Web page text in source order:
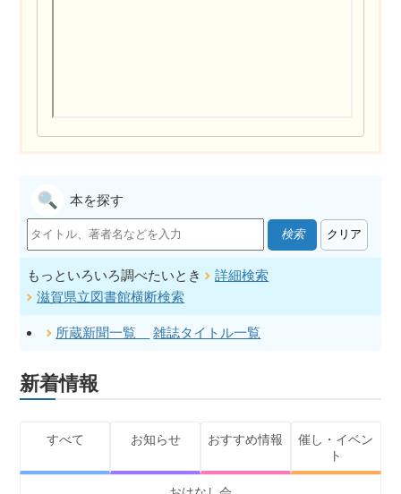
本を探す
検索
もっといろいろ調べたいとき
詳細検索
滋賀県立図書館横断検索
所蔵新聞一覧 雑誌タイトル一覧
新着情報
すべて お知らせ おすすめ情報
催し・イベン
ト